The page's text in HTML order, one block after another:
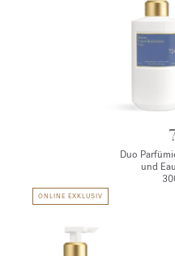
Duo
und
ONLINE EXKLUSIV